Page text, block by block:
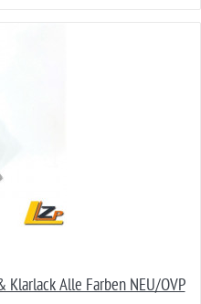
Klarlack Alle Farben NEU/OVP